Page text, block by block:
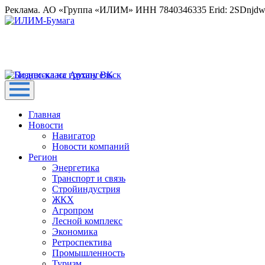
Реклама. АО «Группа «ИЛИМ» ИНН 7840346335 Erid:
Главная
Новости
Навигатор
Новости компаний
Регион
Энергетика
Транспорт и связь
Стройиндустрия
ЖКХ
Агропром
Лесной комплекс
Экономика
Ретроспектива
Промышленность